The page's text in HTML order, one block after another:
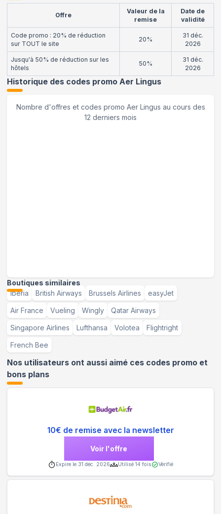
Offre
Valeur de la
remise
Date de
validité
Code promo : 20% de réduction
sur TOUT le site
20%
31 déc.
2026
Jusqu'à 50% de réduction sur les
hôtels
50%
31 déc.
2026
Historique des codes promo Aer Lingus
Nombre d'offres et codes promo Aer Lingus au cours des
12 derniers mois
Boutiques similaires
Iberia
British Airways Brussels Airlines easyJet
Air France Vueling Wingly Qatar Airways
Singapore Airlines Lufthansa Volotea Flightright
French Bee
Nos utilisateurs ont aussi aimé ces codes promo et
bons plans
10€ de remise avec la newsletter
Voir l'offre
Expire le 31 déc. 2026 Utilisé 14 fois Vérifié